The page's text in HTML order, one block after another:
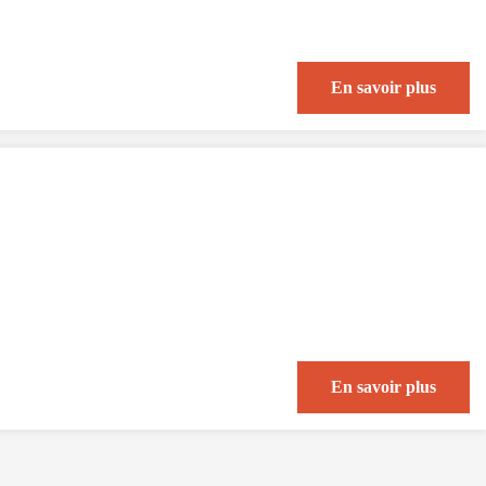
En savoir plus
En savoir plus